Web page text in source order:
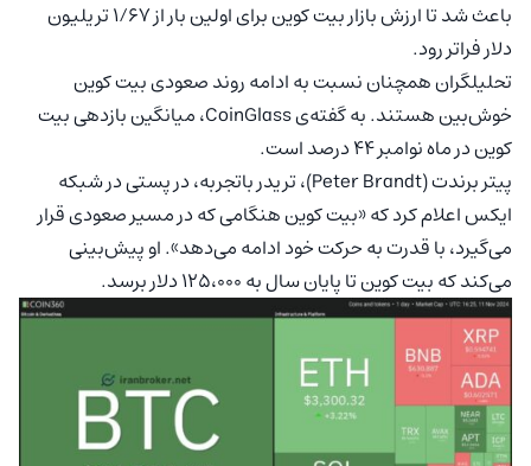
باعث شد تا ارزش بازار بیت کوین برای اولین بار از ۱/۶۷ تریلیون
دلار فراتر رود.
تحلیلگران همچنان نسبت به ادامه روند صعودی بیت کوین
خوش‌بین هستند. به گفته‌ی CoinGlass، میانگین بازدهی بیت
کوین در ماه نوامبر ۴۴ درصد است.
پیتر برندت (Peter Brandt)، تریدر باتجربه، در پستی در شبکه
ایکس اعلام کرد که «بیت کوین هنگامی که در مسیر صعودی قرار
می‌گیرد، با قدرت به حرکت خود ادامه می‌دهد». او پیش‌بینی
می‌کند که بیت کوین تا پایان سال به ۱۲۵،۰۰۰ دلار برسد.